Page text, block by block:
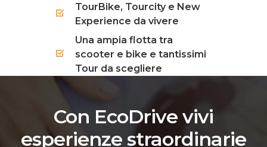
TourBike, Tourcity e New
Experience da vivere
Una ampia flotta tra
scooter e bike e tantissimi
Tour da scegliere
Con EcoDrive vivi
esperienze straordinarie